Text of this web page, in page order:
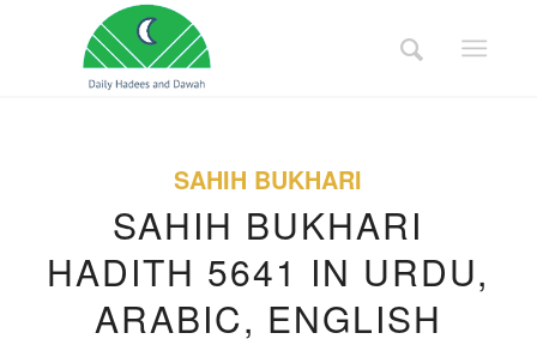
SAHIH BUKHARI
SAHIH BUKHARI
HADITH 5641 IN URDU,
ARABIC, ENGLISH